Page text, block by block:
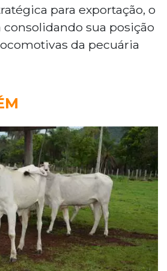
para exportação, o
sua posição
da pecuária